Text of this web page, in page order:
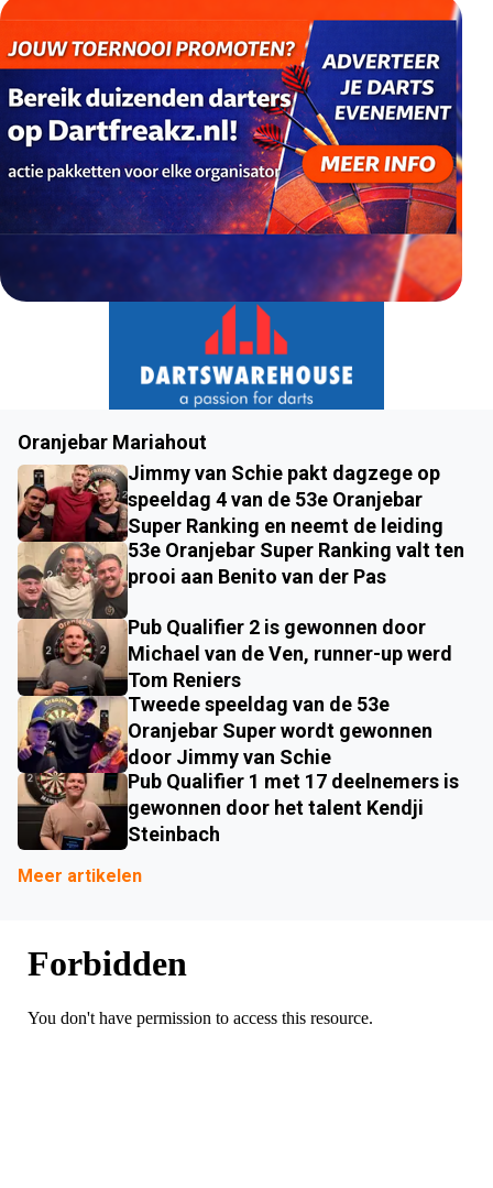
Oranjebar Mariahout
Jimmy van Schie pakt dagzege op
speeldag 4 van de 53e Oranjebar
Super Ranking en neemt de leiding
53e Oranjebar Super Ranking valt ten
prooi aan Benito van der Pas
Pub Qualifier 2 is gewonnen door
Michael van de Ven, runner-up werd
Tom Reniers
Tweede speeldag van de 53e
Oranjebar Super wordt gewonnen
door Jimmy van Schie
Pub Qualifier 1 met 17 deelnemers is
gewonnen door het talent Kendji
Steinbach
Meer artikelen